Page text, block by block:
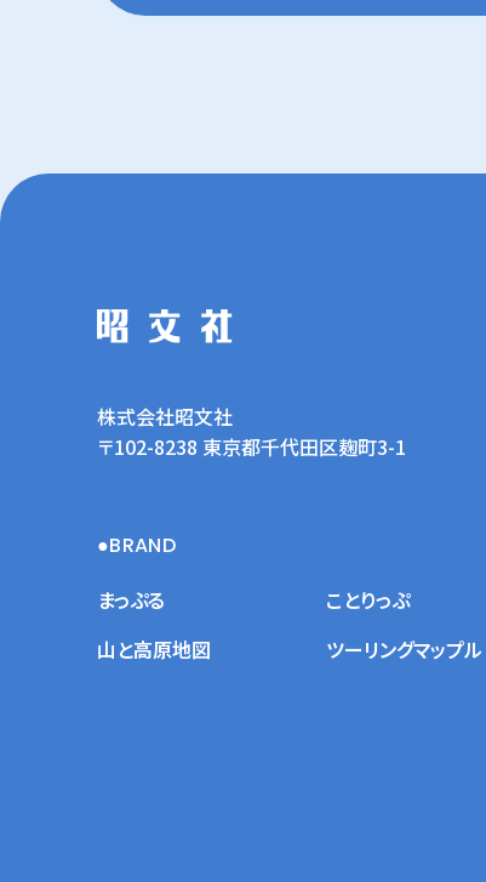
株式会社昭文社
〒102-8238 東京都千代田区麹町3-1
BRAND
まっぷる
ことりっぷ
山と高原地図
ツーリングマップル